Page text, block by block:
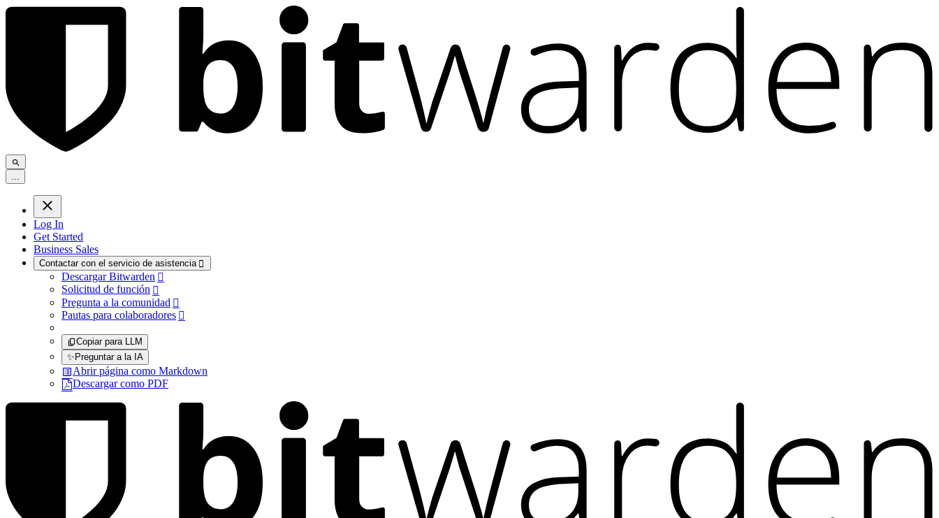
Log In
Get Started
Business Sales
Contactar con el servicio de asistencia 
Descargar Bitwarden 
Solicitud de función 
Pregunta a la comunidad 
Pautas para colaboradores 
Copiar para LLM
✨Preguntar a la IA
Abrir página como Markdown
Descargar como PDF